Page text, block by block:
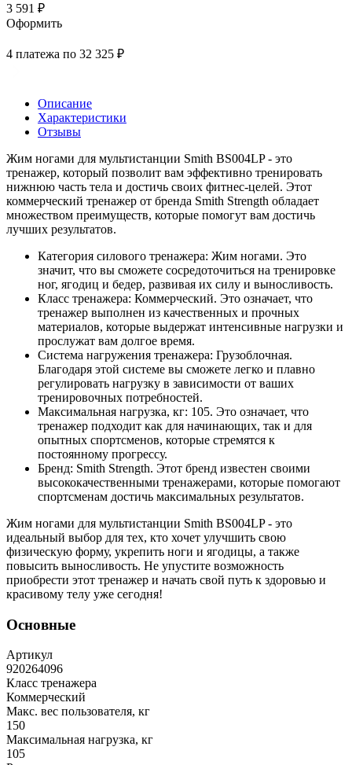
3 591 ₽
Оформить
4 платежа по 32 325 ₽
Описание
Характеристики
Отзывы
Жим ногами для мультистанции Smith BS004LP - это
тренажер, который позволит вам эффективно тренировать
нижнюю часть тела и достичь своих фитнес-целей. Этот
коммерческий тренажер от бренда Smith Strength обладает
множеством преимуществ, которые помогут вам достичь
лучших результатов.
Категория силового тренажера: Жим ногами. Это
значит, что вы сможете сосредоточиться на тренировке
ног, ягодиц и бедер, развивая их силу и выносливость.
Класс тренажера: Коммерческий. Это означает, что
тренажер выполнен из качественных и прочных
материалов, которые выдержат интенсивные нагрузки и
прослужат вам долгое время.
Система нагружения тренажера: Грузоблочная.
Благодаря этой системе вы сможете легко и плавно
регулировать нагрузку в зависимости от ваших
тренировочных потребностей.
Максимальная нагрузка, кг: 105. Это означает, что
тренажер подходит как для начинающих, так и для
опытных спортсменов, которые стремятся к
постоянному прогрессу.
Бренд: Smith Strength. Этот бренд известен своими
высококачественными тренажерами, которые помогают
спортсменам достичь максимальных результатов.
Жим ногами для мультистанции Smith BS004LP - это
идеальный выбор для тех, кто хочет улучшить свою
физическую форму, укрепить ноги и ягодицы, а также
повысить выносливость. Не упустите возможность
приобрести этот тренажер и начать свой путь к здоровью и
красивому телу уже сегодня!
Основные
Артикул
920264096
Класс тренажера
Коммерческий
Макс. вес пользователя, кг
150
Максимальная нагрузка, кг
105